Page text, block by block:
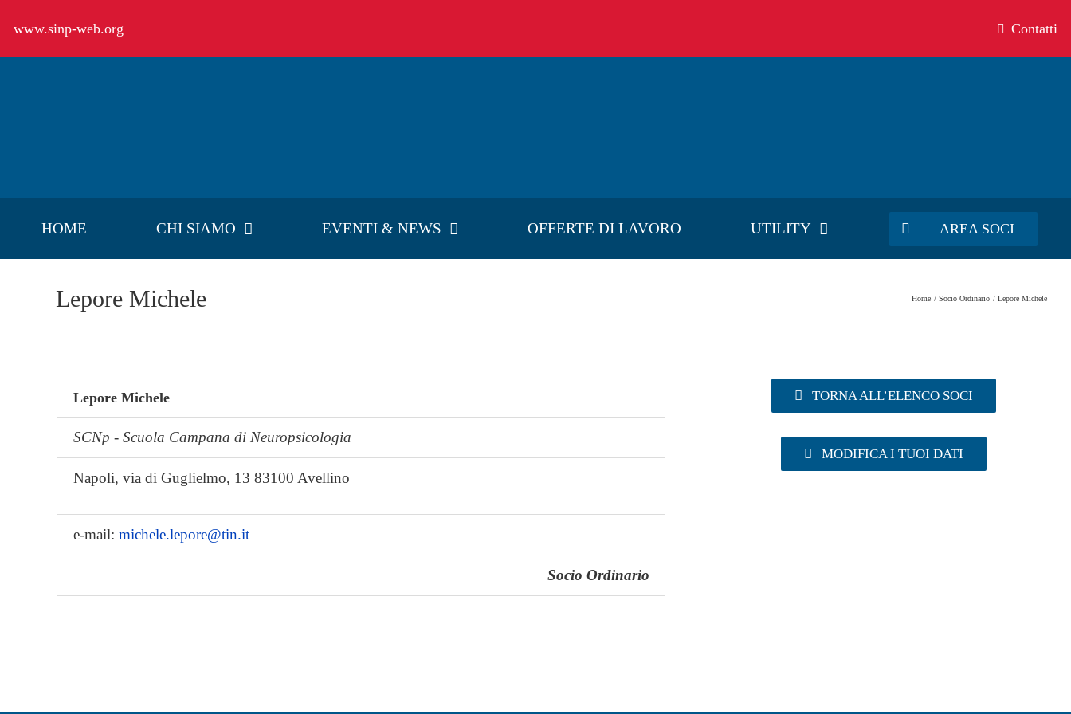
contenuto
www.sinp-web.org Contatti
HOME CHI SIAMO EVENTI & NEWS OFFERTE DI LAVORO UTILITY AREA SOCI
Lepore Michele Home Socio Ordinario Lepore Michele
Lepore Michele
SCNp - Scuola Campana di Neuropsicologia
Napoli, via di Guglielmo, 13 83100 Avellino
e-mail: michele.lepore@tin.it
Socio Ordinario
TORNA ALL’ELENCO SOCI
MODIFICA I TUOI DATI